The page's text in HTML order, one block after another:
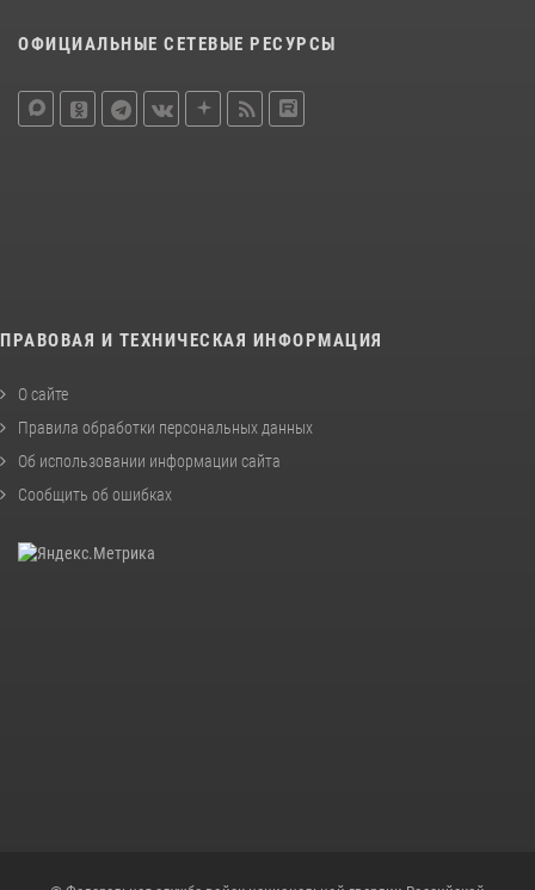
ОФИЦИАЛЬНЫЕ СЕТЕВЫЕ РЕСУРСЫ
ПРАВОВАЯ И ТЕХНИЧЕСКАЯ ИНФОРМАЦИЯ
О сайте
Правила обработки персональных данных
Об использовании информации сайта
Сообщить об ошибках